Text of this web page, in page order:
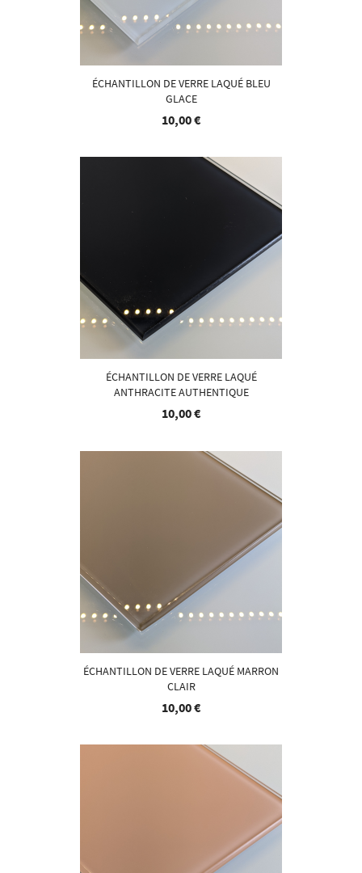
ÉCHANTILLON DE VERRE LAQUÉ BLEU
GLACE
10,00 €
ÉCHANTILLON DE VERRE LAQUÉ
ANTHRACITE AUTHENTIQUE
10,00 €
ÉCHANTILLON DE VERRE LAQUÉ MARRON
CLAIR
10,00 €